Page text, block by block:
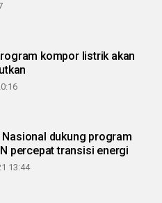
kompor listrik akan
Nasional dukung program
percepat transisi energi
13:44